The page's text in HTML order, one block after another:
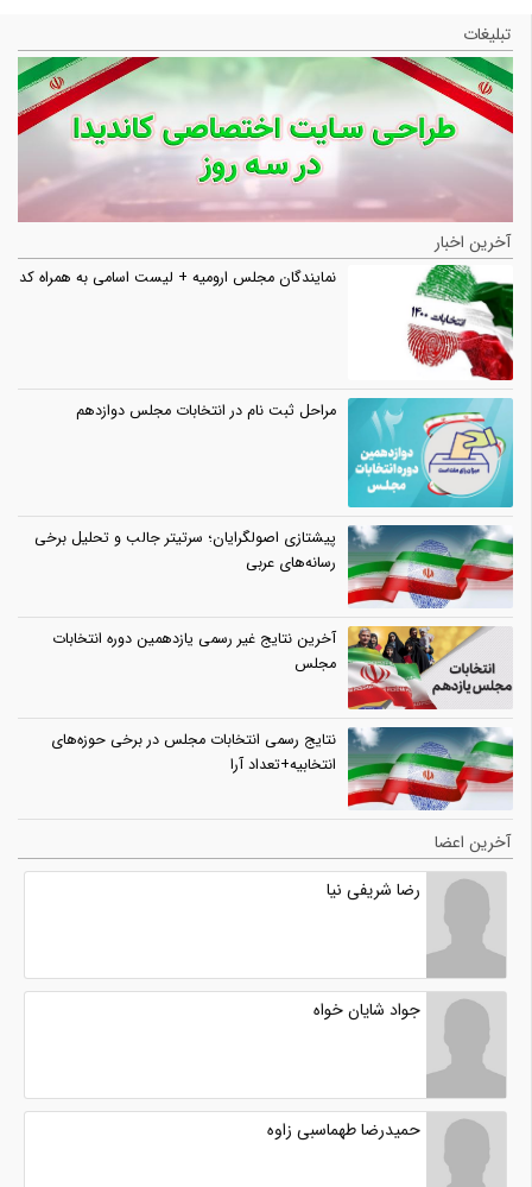
تبلیغات
آخرین اخبار
نمایندگان مجلس ارومیه + لیست اسامی به همراه کد
مراحل ثبت نام در انتخابات مجلس دوازدهم
پیشتازی اصولگرایان؛ سرتیتر جالب و تحلیل برخی
رسانه‌های عربی
آخرین نتایج غیر رسمی یازدهمین دوره انتخابات
مجلس
نتایج رسمی انتخابات مجلس در برخی حوزه‌های
انتخابیه+تعداد آرا
آخرین اعضا
رضا شریفی نیا
جواد شایان خواه
حمیدرضا طهماسبی زاوه